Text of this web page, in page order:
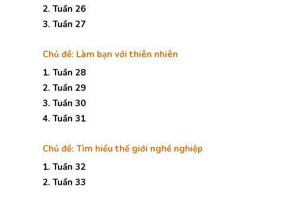
2. Tuần 26
3. Tuần 27
Chủ đề: Làm bạn với thiên nhiên
1. Tuần 28
2. Tuần 29
3. Tuần 30
4. Tuần 31
Chủ đề: Tìm hiểu thế giới nghề nghiệp
1. Tuần 32
2. Tuần 33